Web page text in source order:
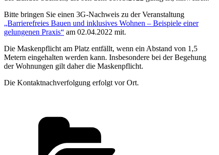
Bitte bringen Sie einen 3G-Nachweis zu der Veranstaltung
„Barrierefreies Bauen und inklusives Wohnen – Beispiele einer
gelungenen Praxis“ am 02.04.2022 mit.
Die Maskenpflicht am Platz entfällt, wenn ein Abstand von 1,5
Metern eingehalten werden kann. Insbesondere bei der Begehung
der Wohnungen gilt daher die Maskenpflicht.
Die Kontaktnachverfolgung erfolgt vor Ort.